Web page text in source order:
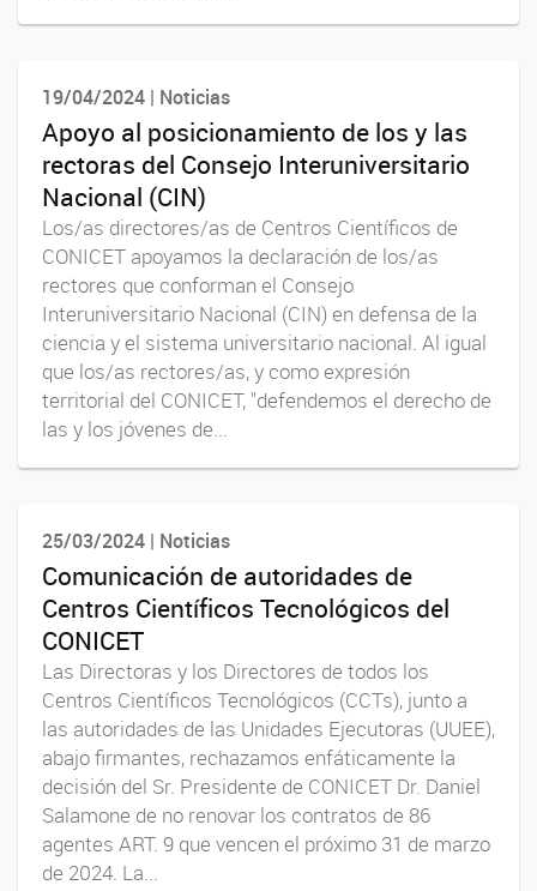
19/04/2024 | Noticias
Apoyo al posicionamiento de los y las
rectoras del Consejo Interuniversitario
Nacional (CIN)
Los/as directores/as de Centros Científicos de
CONICET apoyamos la declaración de los/as
rectores que conforman el Consejo
Interuniversitario Nacional (CIN) en defensa de la
ciencia y el sistema universitario nacional. Al igual
que los/as rectores/as, y como expresión
territorial del CONICET, "defendemos el derecho de
las y los jóvenes de...
25/03/2024 | Noticias
Comunicación de autoridades de
Centros Científicos Tecnológicos del
CONICET
Las Directoras y los Directores de todos los
Centros Científicos Tecnológicos (CCTs), junto a
las autoridades de las Unidades Ejecutoras (UUEE),
abajo firmantes, rechazamos enfáticamente la
decisión del Sr. Presidente de CONICET Dr. Daniel
Salamone de no renovar los contratos de 86
agentes ART. 9 que vencen el próximo 31 de marzo
de 2024. La...